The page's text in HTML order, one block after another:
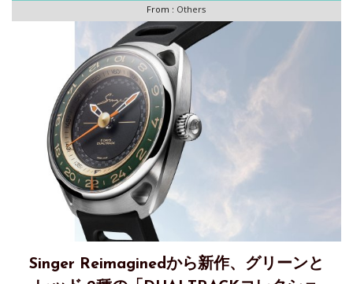
From : Others
Singer Reimaginedから新作、グリーンと